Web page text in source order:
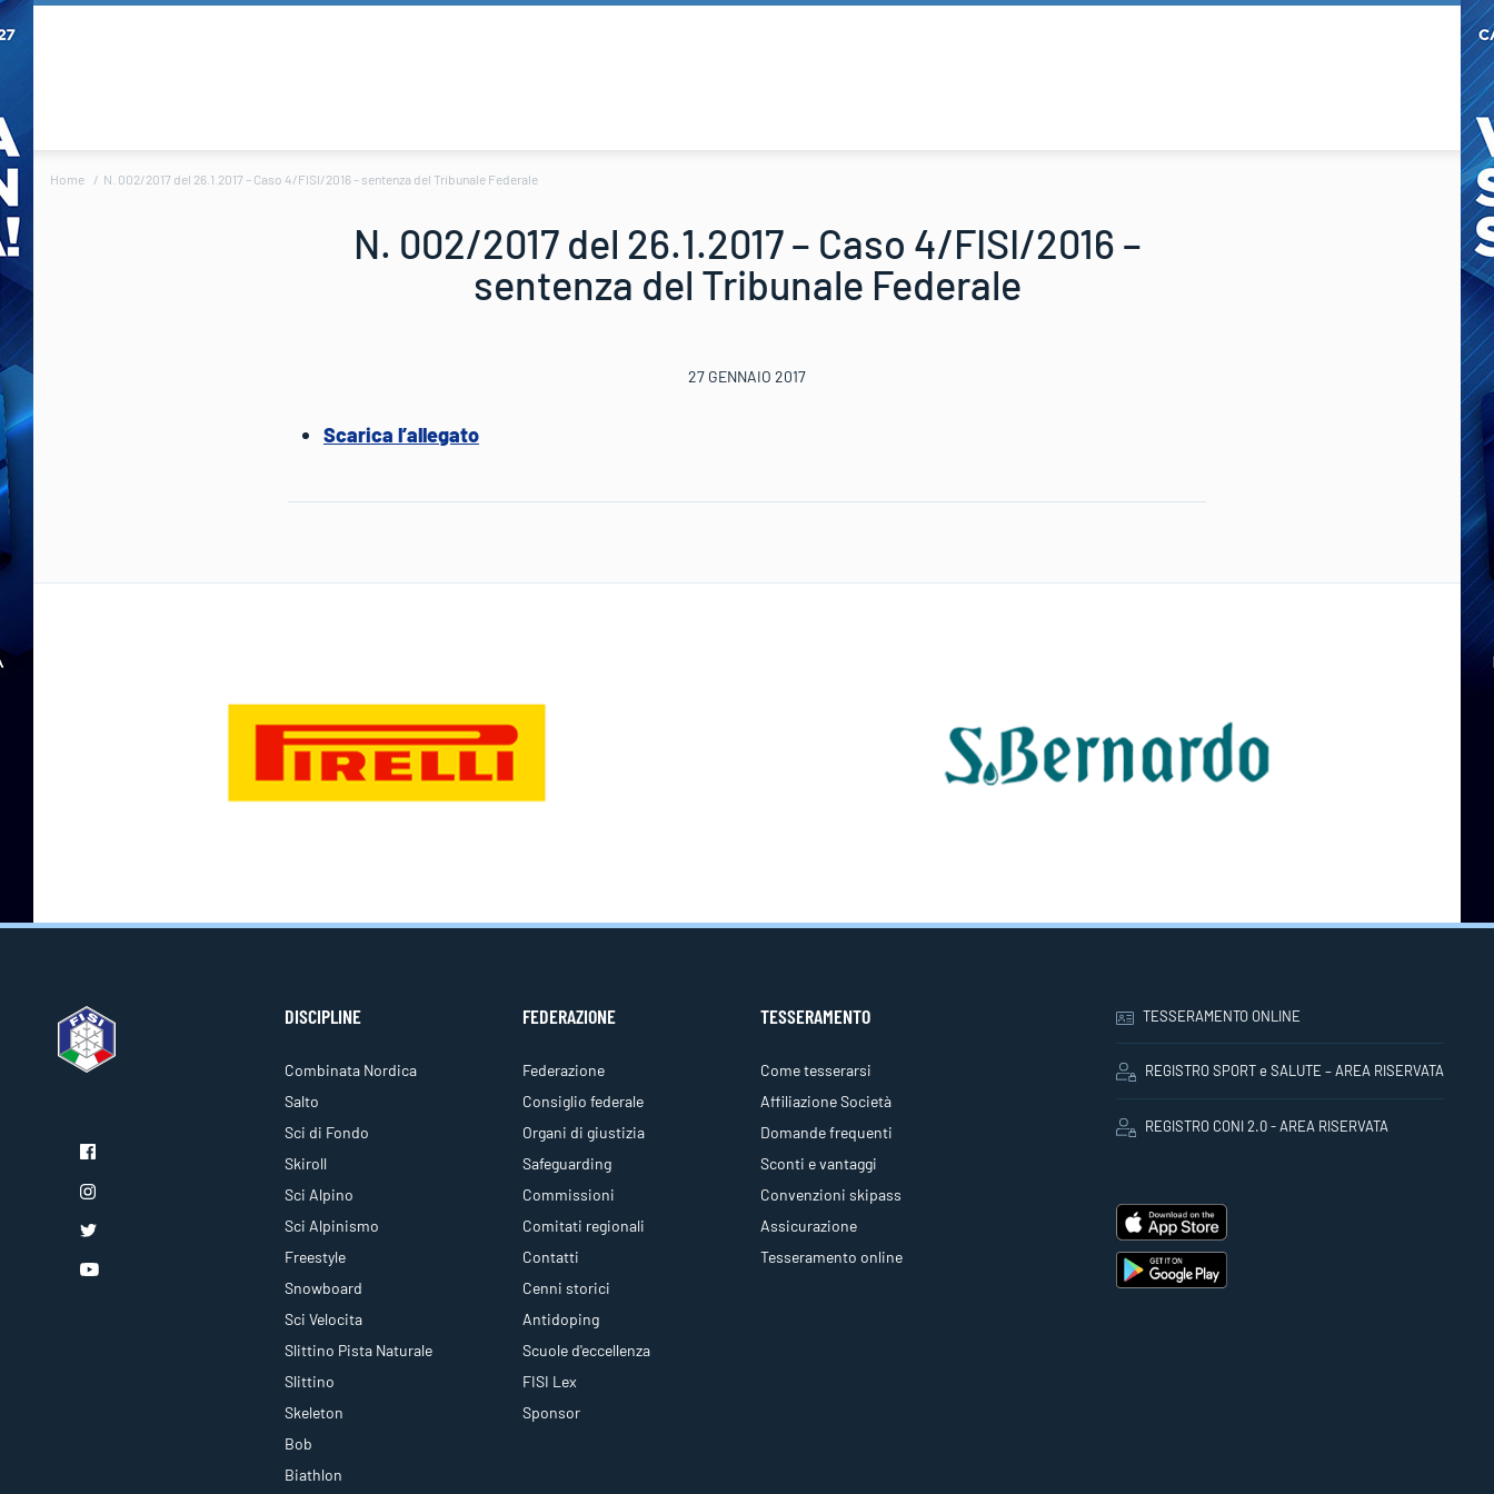
Home N. 002/2017 del 26.1.2017 – Caso 4/FISI/2016 – sentenza del Tribunale Federale
N. 002/2017 del 26.1.2017 – Caso 4/FISI/2016 –
sentenza del Tribunale Federale
27 GENNAIO 2017
Scarica l’allegato
DISCIPLINE
Combinata Nordica
Salto
Sci di Fondo
Skiroll
Sci Alpino
Sci Alpinismo
Freestyle
Snowboard
Sci Velocita
Slittino Pista Naturale
Slittino
Skeleton
Bob
Biathlon
FEDERAZIONE
Federazione
Consiglio federale
Organi di giustizia
Safeguarding
Commissioni
Comitati regionali
Contatti
Cenni storici
Antidoping
Scuole d'eccellenza
FISI Lex
Sponsor
TESSERAMENTO
Come tesserarsi
Affiliazione Società
Domande frequenti
Sconti e vantaggi
Convenzioni skipass
Assicurazione
Tesseramento online
TESSERAMENTO ONLINE
REGISTRO SPORT e SALUTE – AREA RISERVATA
REGISTRO CONI 2.0 - AREA RISERVATA